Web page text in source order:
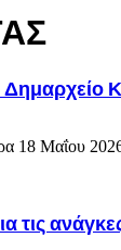
18 Μαΐου
ανάγκες